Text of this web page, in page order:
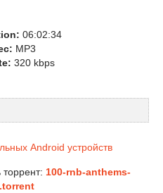
06:02:34
MP3
320 kbps
торрент: 100-rnb-anthems-